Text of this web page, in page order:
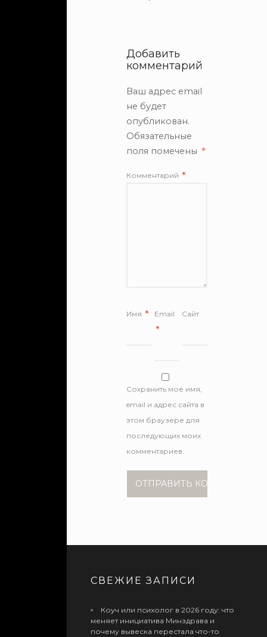
Добавить
комментарий
Ваш адрес email
не будет
опубликован.
Обязательные
поля помечены *
Комментарий *
Имя *
Email
*
Сайт
Сохранить моё имя,
email и адрес сайта в
этом браузере для
последующих моих
комментариев.
СВЕЖИЕ ЗАПИСИ
Коуч или психолог в 2026 году: что
меняет инициатива Минздрава и
почему вывеска перестала что-то